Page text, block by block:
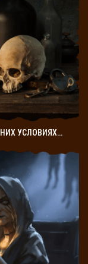
УСЛОВИЯХ…